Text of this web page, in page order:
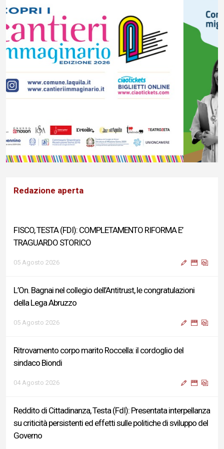
Redazione aperta
FISCO, TESTA (FDI): COMPLETAMENTO RIFORMA E’
TRAGUARDO STORICO
05 Agosto 2026
L’On. Bagnai nel collegio dell’Antitrust, le congratulazioni
della Lega Abruzzo
05 Agosto 2026
Ritrovamento corpo marito Roccella: il cordoglio del
sindaco Biondi
04 Agosto 2026
Reddito di Cittadinanza, Testa (FdI): Presentata interpellanza
su criticità persistenti ed effetti sulle politiche di sviluppo del
Governo